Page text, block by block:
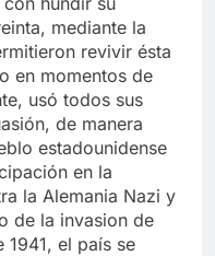
mediante la
revivir ésta
en momentos de
usó todos sus
de manera
estadounidense
en la
la Alemania Nazi y
de la invasion de
1941, el país se